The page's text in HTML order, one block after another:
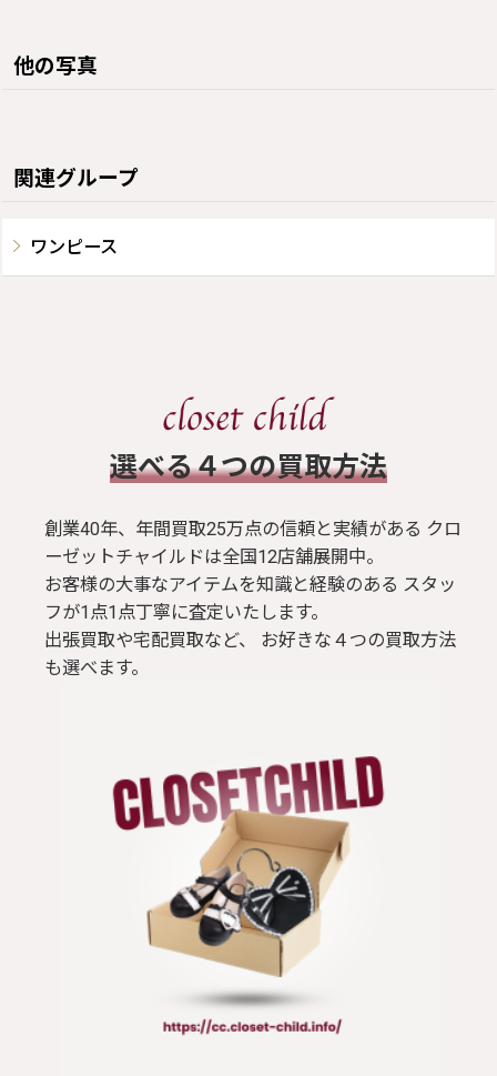
他の写真
関連グループ
ワンピース
​選べる４つの買取方法
創業40年、年間買取25万点の信頼と実績がある クロ
ーゼットチャイルドは全国12店舗展開中。
お客様の大事なアイテムを知識と経験のある スタッ
フが1点1点丁寧に査定いたします。
出張買取や宅配買取など、 お好きな４つの買取方法
も選べます。